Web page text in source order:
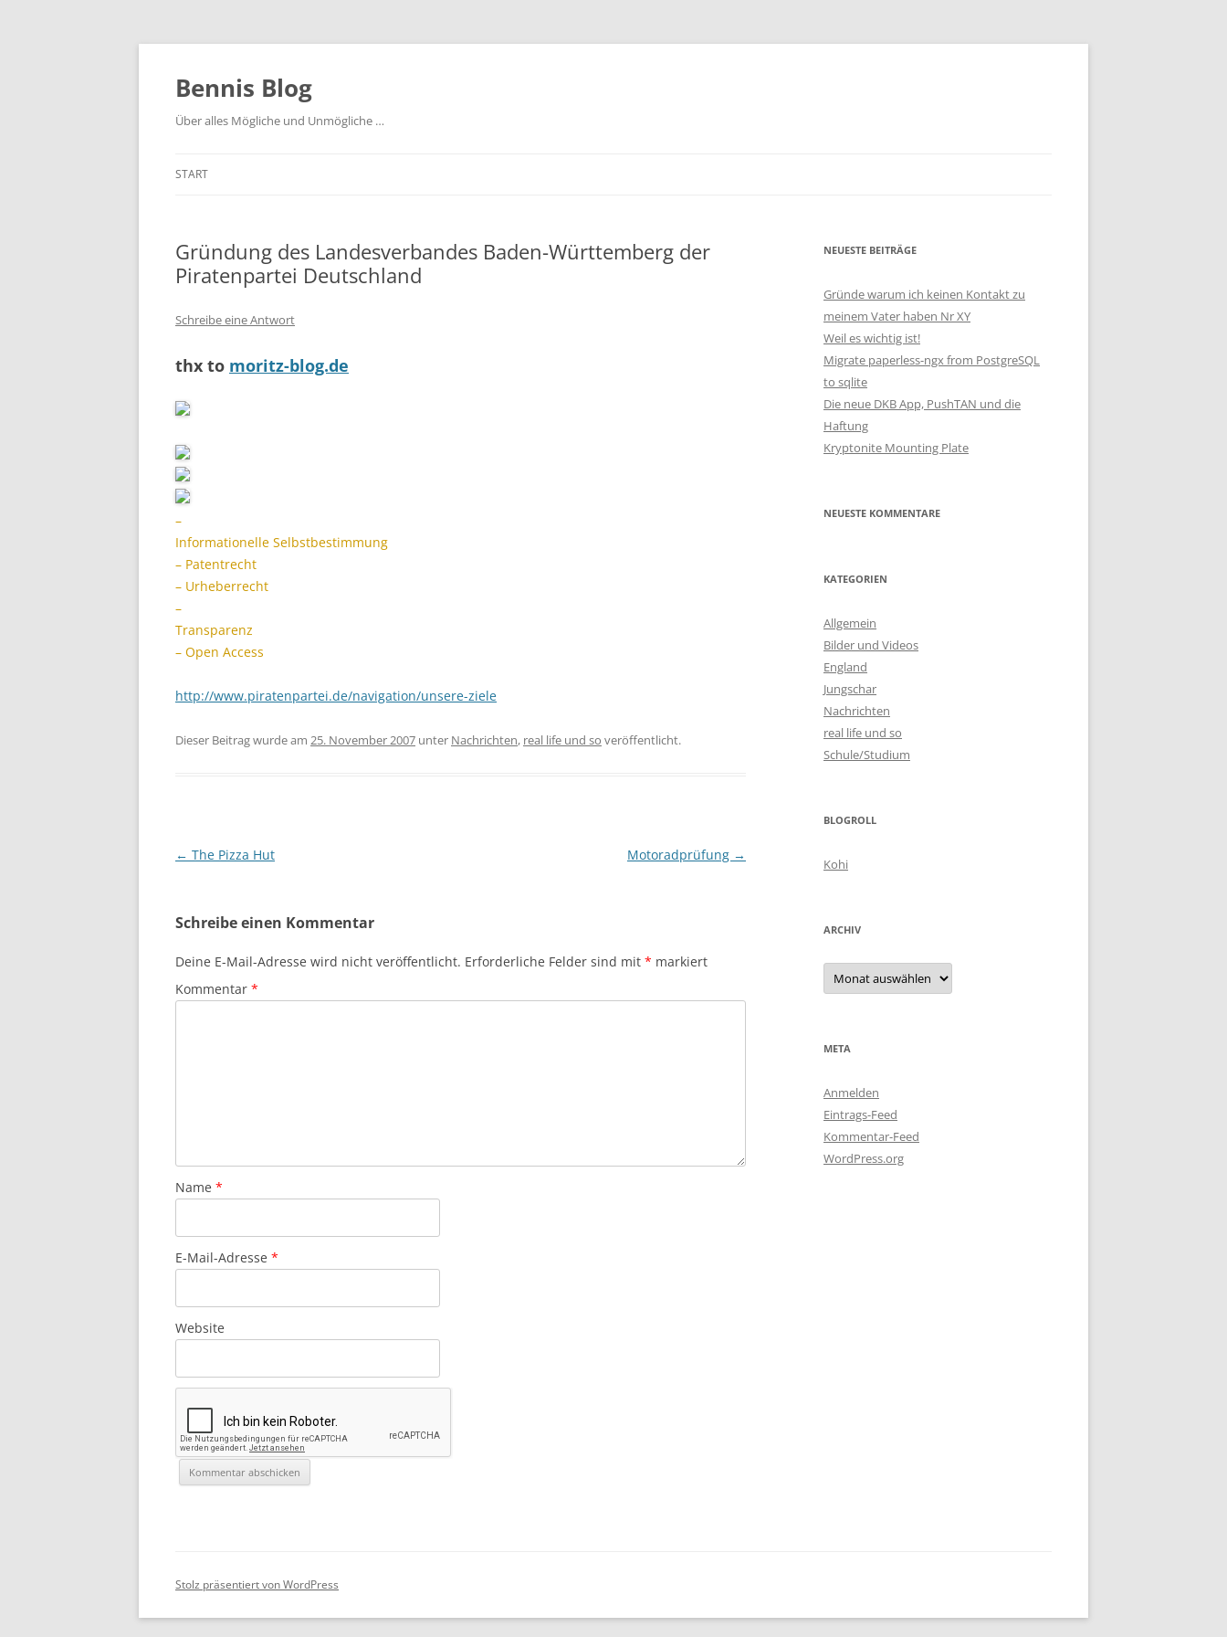
Zum
Bennis Blog
Über alles Mögliche und Unmögliche …
START
Gründung des Landesverbandes Baden-Württemberg der
Piratenpartei Deutschland
Schreibe eine Antwort
thx to moritz-blog.de
–
Informationelle Selbstbestimmung
– Patentrecht
– Urheberrecht
–
Transparenz
– Open Access
http://www.piratenpartei.de/navigation/unsere-ziele
Dieser Beitrag wurde am 25. November 2007 unter Nachrichten, real life und so veröffentlicht.
Beitragsnavigation
← The Pizza Hut Motoradprüfung →
Schreibe einen Kommentar
Deine E-Mail-Adresse wird nicht veröffentlicht. Erforderliche Felder sind mit * markiert
Kommentar *
Name *
E-Mail-Adresse *
Website
NEUESTE BEITRÄGE
Gründe warum ich keinen Kontakt zu
meinem Vater haben Nr XY
Weil es wichtig ist!
Migrate paperless-ngx from PostgreSQL
to sqlite
Die neue DKB App, PushTAN und die
Haftung
Kryptonite Mounting Plate
NEUESTE KOMMENTARE
KATEGORIEN
Allgemein
Bilder und Videos
England
Jungschar
Nachrichten
real life und so
Schule/Studium
BLOGROLL
Kohi
ARCHIV
Archiv
META
Anmelden
Eintrags-Feed
Kommentar-Feed
WordPress.org
Stolz präsentiert von WordPress